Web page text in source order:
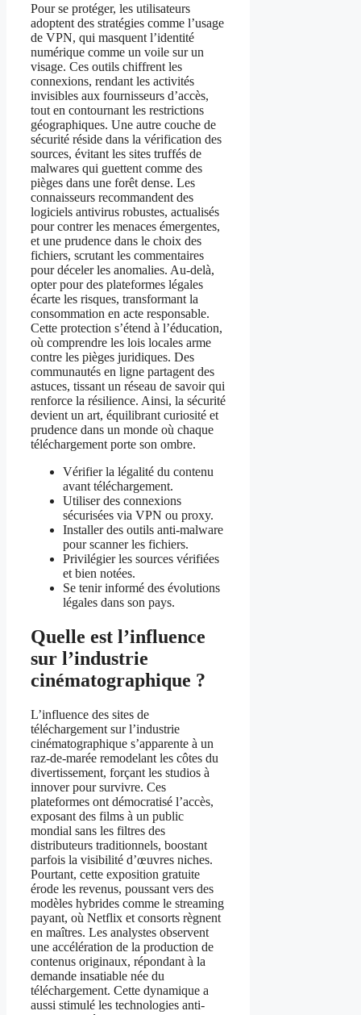
Pour se protéger, les utilisateurs
adoptent des stratégies comme l’usage
de VPN, qui masquent l’identité
numérique comme un voile sur un
visage. Ces outils chiffrent les
connexions, rendant les activités
invisibles aux fournisseurs d’accès,
tout en contournant les restrictions
géographiques. Une autre couche de
sécurité réside dans la vérification des
sources, évitant les sites truffés de
malwares qui guettent comme des
pièges dans une forêt dense. Les
connaisseurs recommandent des
logiciels antivirus robustes, actualisés
pour contrer les menaces émergentes,
et une prudence dans le choix des
fichiers, scrutant les commentaires
pour déceler les anomalies. Au-delà,
opter pour des plateformes légales
écarte les risques, transformant la
consommation en acte responsable.
Cette protection s’étend à l’éducation,
où comprendre les lois locales arme
contre les pièges juridiques. Des
communautés en ligne partagent des
astuces, tissant un réseau de savoir qui
renforce la résilience. Ainsi, la sécurité
devient un art, équilibrant curiosité et
prudence dans un monde où chaque
téléchargement porte son ombre.
Vérifier la légalité du contenu
avant téléchargement.
Utiliser des connexions
sécurisées via VPN ou proxy.
Installer des outils anti-malware
pour scanner les fichiers.
Privilégier les sources vérifiées
et bien notées.
Se tenir informé des évolutions
légales dans son pays.
Quelle est l’influence
sur l’industrie
cinématographique ?
L’influence des sites de
téléchargement sur l’industrie
cinématographique s’apparente à un
raz-de-marée remodelant les côtes du
divertissement, forçant les studios à
innover pour survivre. Ces
plateformes ont démocratisé l’accès,
exposant des films à un public
mondial sans les filtres des
distributeurs traditionnels, boostant
parfois la visibilité d’œuvres niches.
Pourtant, cette exposition gratuite
érode les revenus, poussant vers des
modèles hybrides comme le streaming
payant, où Netflix et consorts règnent
en maîtres. Les analystes observent
une accélération de la production de
contenus originaux, répondant à la
demande insatiable née du
téléchargement. Cette dynamique a
aussi stimulé les technologies anti-